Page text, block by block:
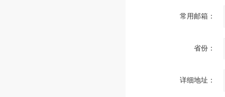
常用邮箱：
省份：
详细地址：